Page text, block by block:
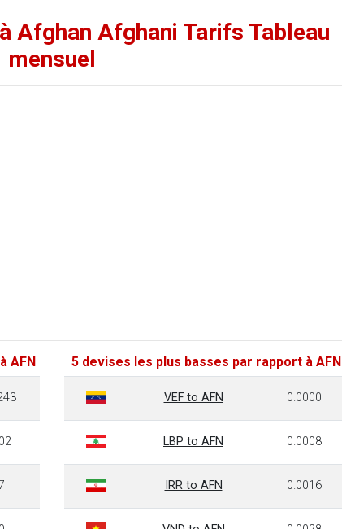
Afghan Afghani Tarifs Tableau
mensuel
AFN 5 devises les plus basses par rapport à AFN
VEF to AFN 0.0000
LBP to AFN 0.0008
IRR to AFN 0.0016